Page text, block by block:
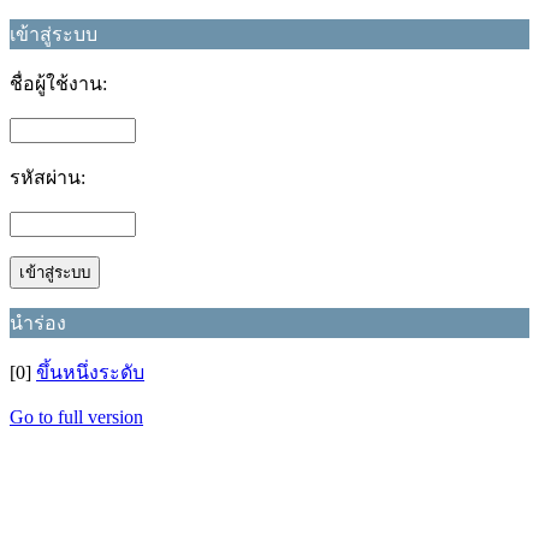
เข้าสู่ระบบ
ชื่อผู้ใช้งาน:
รหัสผ่าน:
นำร่อง
[0] ขึ้นหนึ่งระดับ
Go to full version